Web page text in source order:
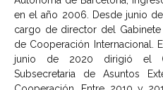
en el año 2006. Desde junio
cargo de director del
de Cooperación Internacional.
junio de 2020 dirigió el
Subsecretaria de Asuntos